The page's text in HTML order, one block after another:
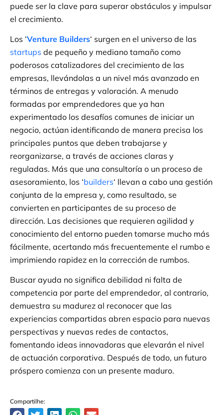
puede ser la clave para superar obstáculos y impulsar
el crecimiento.
Los ‘Venture Builders‘ surgen en el universo de las
startups de pequeño y mediano tamaño como
poderosos catalizadores del crecimiento de las
empresas, llevándolas a un nivel más avanzado en
términos de entregas y valoración. A menudo
formadas por emprendedores que ya han
experimentado los desafíos comunes de iniciar un
negocio, actúan identificando de manera precisa los
principales puntos que deben trabajarse y
reorganizarse, a través de acciones claras y
reguladas. Más que una consultoría o un proceso de
asesoramiento, los ‘builders‘ llevan a cabo una gestión
conjunta de la empresa y, como resultado, se
convierten en participantes de su proceso de
dirección. Las decisiones que requieren agilidad y
conocimiento del entorno pueden tomarse mucho más
fácilmente, acertando más frecuentemente el rumbo e
imprimiendo rapidez en la corrección de rumbos.
Buscar ayuda no significa debilidad ni falta de
competencia por parte del emprendedor, al contrario,
demuestra su madurez al reconocer que las
experiencias compartidas abren espacio para nuevas
perspectivas y nuevas redes de contactos,
fomentando ideas innovadoras que elevarán el nivel
de actuación corporativa. Después de todo, un futuro
próspero comienza con un presente maduro.
Compartilhe: